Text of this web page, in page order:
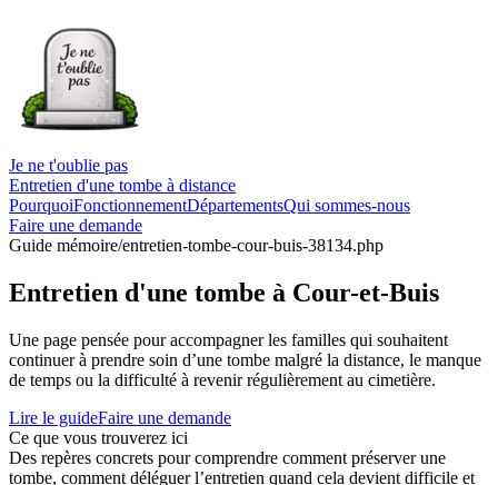
Je ne t'oublie pas
Entretien d'une tombe à distance
PourquoiFonctionnementDépartementsQui sommes-nous
Faire une demande
Guide mémoire/entretien-tombe-cour-buis-38134.php
Entretien d'une tombe à Cour-et-Buis
Une page pensée pour accompagner les familles qui souhaitent
continuer à prendre soin d’une tombe malgré la distance, le manque
de temps ou la difficulté à revenir régulièrement au cimetière.
Lire le guideFaire une demande
Ce que vous trouverez ici
Des repères concrets pour comprendre comment préserver une
tombe, comment déléguer l’entretien quand cela devient difficile et